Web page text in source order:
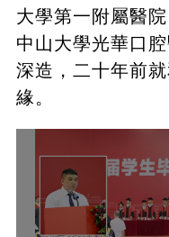
大學第一附屬醫
中山大學光華口
深造，二十年前
緣。